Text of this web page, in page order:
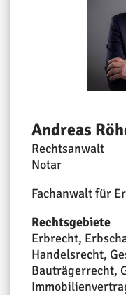
Andreas
Rechtsanwalt
Notar
Fachanwalt für
Rechtsgebiete
Erbrecht,
Handelsrecht,
Bauträgerrecht,